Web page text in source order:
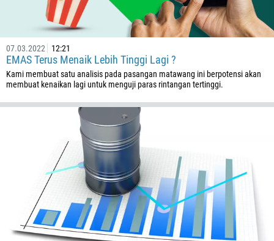
07.03.2022 12:21
EMAS Terus Menaik Lebih Tinggi Lagi ?
Kami membuat satu analisis pada pasangan matawang ini berpotensi akan
membuat kenaikan lagi untuk menguji paras rintangan tertinggi.
213
1684
376
244
1264
672
1268
374
297
43
994
Masukkan emel anda
Masukkan komen anda, jika perlu
HUBUNGI SAYA SEMULA